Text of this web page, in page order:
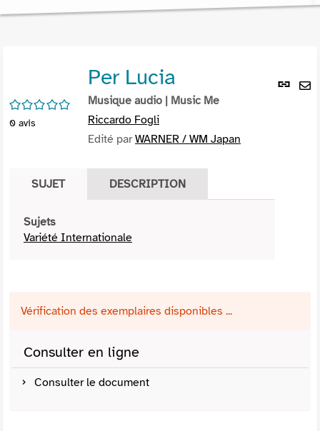
Lien
/5
0 avis
Per Lucia
Musique audio | Music Me
Riccardo Fogli
Edité parWARNER / WM Japan
SUJET DESCRIPTION
Sujets
Variété Internationale
Vérification des exemplaires disponibles ...
Consulter en ligne
Consulter le document